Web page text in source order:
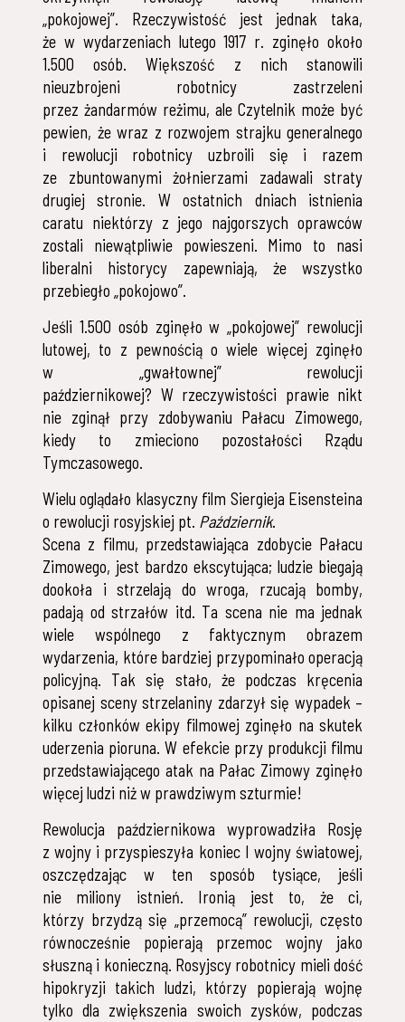
„pokojowej”. Rzeczywistość jest jednak taka,
że w wydarzeniach lutego 1917 r. zginęło około
1.500 osób. Większość z nich stanowili
nieuzbrojeni robotnicy zastrzeleni
przez żandarmów reżimu, ale Czytelnik może być
pewien, że wraz z rozwojem strajku generalnego
i rewolucji robotnicy uzbroili się i razem
ze zbuntowanymi żołnierzami zadawali straty
drugiej stronie. W ostatnich dniach istnienia
caratu niektórzy z jego najgorszych oprawców
zostali niewątpliwie powieszeni. Mimo to nasi
liberalni historycy zapewniają, że wszystko
przebiegło „pokojowo”.
Jeśli 1.500 osób zginęło w „pokojowej” rewolucji
lutowej, to z pewnością o wiele więcej zginęło
w „gwałtownej” rewolucji
październikowej? W rzeczywistości prawie nikt
nie zginął przy zdobywaniu Pałacu Zimowego,
kiedy to zmieciono pozostałości Rządu
Tymczasowego.
Wielu oglądało klasyczny film Siergieja Eisensteina
o rewolucji rosyjskiej pt. Październik.
Scena z filmu, przedstawiająca zdobycie Pałacu
Zimowego, jest bardzo ekscytująca; ludzie biegają
dookoła i strzelają do wroga, rzucają bomby,
padają od strzałów itd. Ta scena nie ma jednak
wiele wspólnego z faktycznym obrazem
wydarzenia, które bardziej przypominało operacją
policyjną. Tak się stało, że podczas kręcenia
opisanej sceny strzelaniny zdarzył się wypadek –
kilku członków ekipy filmowej zginęło na skutek
uderzenia pioruna. W efekcie przy produkcji filmu
przedstawiającego atak na Pałac Zimowy zginęło
więcej ludzi niż w prawdziwym szturmie!
Rewolucja październikowa wyprowadziła Rosję
z wojny i przyspieszyła koniec I wojny światowej,
oszczędzając w ten sposób tysiące, jeśli
nie miliony istnień. Ironią jest to, że ci,
którzy brzydzą się „przemocą” rewolucji, często
równocześnie popierają przemoc wojny jako
słuszną i konieczną. Rosyjscy robotnicy mieli dość
hipokryzji takich ludzi, którzy popierają wojnę
tylko dla zwiększenia swoich zysków, podczas